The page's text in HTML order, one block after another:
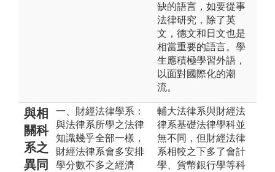
缺的語言，如要從事
法律研究，除了英
文，德文和日文也是
相當重要的語言。學
生應積極學習外語，
以面對國際化的潮
流。
與相
關科
系之
異同
一、財經法律學系：
與法律系所學之法律
知識幾乎全部一樣，
財經法律系會多安排
學分數不多之經濟
輔大法律系與財經法
律系基礎法律學科並
無不同，但財經法律
系相較之下多了會計
學、貨幣銀行學等科